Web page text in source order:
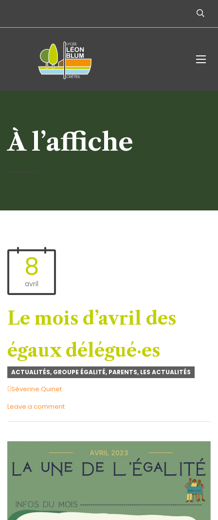
À l’affiche
8
avril
Le mois d’avril des
égaux délégué·es
ACTUALITÉS, GROUPE ÉGALITÉ, PARENTS, LES ACTUALITÉS
Author
Séverine Quinet
Leave a comment